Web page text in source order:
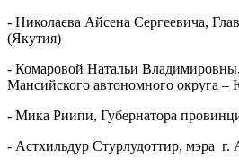
- Николаева Айсена Сергеевича,
(Якутия)
- Комаровой Натальи
Мансийского автономного округа
- Мика Риипи, Губернатора
- Астхильдур Стурлудоттир, мэра г.